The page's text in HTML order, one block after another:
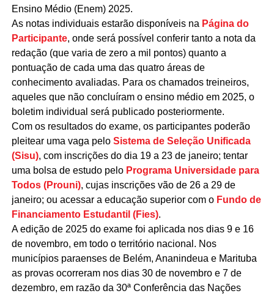
Ensino Médio (Enem) 2025.
As notas individuais estarão disponíveis na Página do
Participante, onde será possível conferir tanto a nota da
redação (que varia de zero a mil pontos) quanto a
pontuação de cada uma das quatro áreas de
conhecimento avaliadas. Para os chamados treineiros,
aqueles que não concluíram o ensino médio em 2025, o
boletim individual será publicado posteriormente.
Com os resultados do exame, os participantes poderão
pleitear uma vaga pelo Sistema de Seleção Unificada
(Sisu), com inscrições do dia 19 a 23 de janeiro; tentar
uma bolsa de estudo pelo Programa Universidade para
Todos (Prouni), cujas inscrições vão de 26 a 29 de
janeiro; ou acessar a educação superior com o Fundo de
Financiamento Estudantil (Fies).
A edição de 2025 do exame foi aplicada nos dias 9 e 16
de novembro, em todo o território nacional. Nos
municípios paraenses de Belém, Ananindeua e Marituba
as provas ocorreram nos dias 30 de novembro e 7 de
dezembro, em razão da 30ª Conferência das Nações